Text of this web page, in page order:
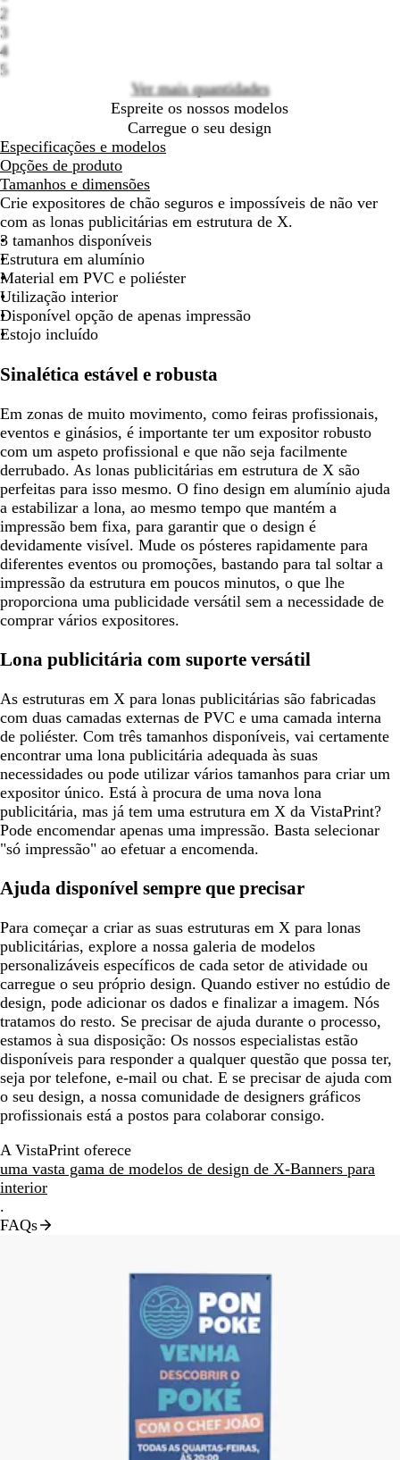
2
3
4
5
Ver mais quantidades
Espreite os nossos modelos
Carregue o seu design
Especificações e modelos
Opções de produto
Tamanhos e dimensões
Crie expositores de chão seguros e impossíveis de não ver
com as lonas publicitárias em estrutura de X.
3 tamanhos disponíveis
Estrutura em alumínio
Material em PVC e poliéster
Utilização interior
Disponível opção de apenas impressão
Estojo incluído
Sinalética estável e robusta
Em zonas de muito movimento, como feiras profissionais,
eventos e ginásios, é importante ter um expositor robusto
com um aspeto profissional e que não seja facilmente
derrubado. As lonas publicitárias em estrutura de X são
perfeitas para isso mesmo. O fino design em alumínio ajuda
a estabilizar a lona, ao mesmo tempo que mantém a
impressão bem fixa, para garantir que o design é
devidamente visível. Mude os pósteres rapidamente para
diferentes eventos ou promoções, bastando para tal soltar a
impressão da estrutura em poucos minutos, o que lhe
proporciona uma publicidade versátil sem a necessidade de
comprar vários expositores.
Lona publicitária com suporte versátil
As estruturas em X para lonas publicitárias são fabricadas
com duas camadas externas de PVC e uma camada interna
de poliéster. Com três tamanhos disponíveis, vai certamente
encontrar uma lona publicitária adequada às suas
necessidades ou pode utilizar vários tamanhos para criar um
expositor único. Está à procura de uma nova lona
publicitária, mas já tem uma estrutura em X da VistaPrint?
Pode encomendar apenas uma impressão. Basta selecionar
"só impressão" ao efetuar a encomenda.
Ajuda disponível sempre que precisar
Para começar a criar as suas estruturas em X para lonas
publicitárias, explore a nossa galeria de modelos
personalizáveis específicos de cada setor de atividade ou
carregue o seu próprio design. Quando estiver no estúdio de
design, pode adicionar os dados e finalizar a imagem. Nós
tratamos do resto. Se precisar de ajuda durante o processo,
estamos à sua disposição: Os nossos especialistas estão
disponíveis para responder a qualquer questão que possa ter,
seja por telefone, e-mail ou chat. E se precisar de ajuda com
o seu design, a nossa comunidade de designers gráficos
profissionais está a postos para colaborar consigo.
A VistaPrint oferece
uma vasta gama de modelos de design de X-Banners para
interior
.
FAQs